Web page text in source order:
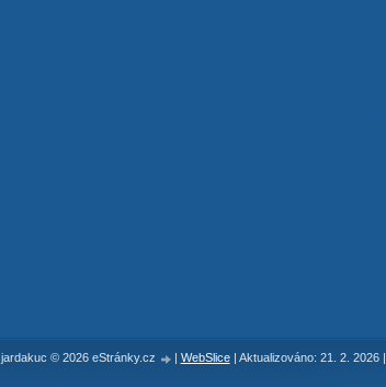
jardakuc © 2026 eStránky.cz | WebSlice | Aktualizováno: 21. 2. 2026|